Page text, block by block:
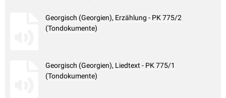
Georgisch (Georgien), Erzählung - PK 775/2
(Tondokumente)
Georgisch (Georgien), Liedtext - PK 775/1
(Tondokumente)